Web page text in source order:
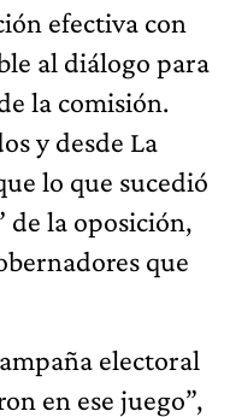
efectiva con
al diálogo para
la comisión.
y desde La
lo que sucedió
de la oposición,
que
electoral
en ese juego”,